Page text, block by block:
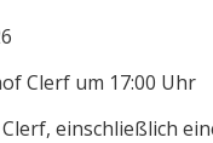
Clerf um 17:00 Uhr
einschließlich